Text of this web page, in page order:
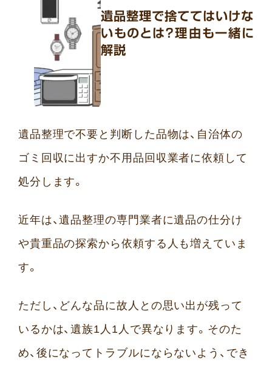
遺品整理で捨ててはいけな
いものとは？理由も一緒に
解説
遺品整理で不要と判断した品物は、自治体の
ゴミ回収に出すか不用品回収業者に依頼して
処分します。
近年は、遺品整理の専門業者に遺品の仕分け
や貴重品の探索から依頼する人も増えていま
す。
ただし、どんな品に故人との思い出が残って
いるかは、遺族1人1人で異なります。そのた
め、後になってトラブルにならないよう、でき